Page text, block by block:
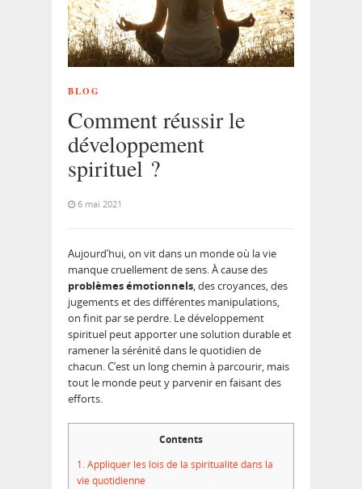
BLOG
Comment réussir le
développement
spirituel ?
6 mai 2021
Aujourd’hui, on vit dans un monde où la vie
manque cruellement de sens. À cause des
problèmes émotionnels, des croyances, des
jugements et des différentes manipulations,
on finit par se perdre. Le développement
spirituel peut apporter une solution durable et
ramener la sérénité dans le quotidien de
chacun. C’est un long chemin à parcourir, mais
tout le monde peut y parvenir en faisant des
efforts.
Contents
1.Appliquer les lois de la spiritualité dans la
vie quotidienne